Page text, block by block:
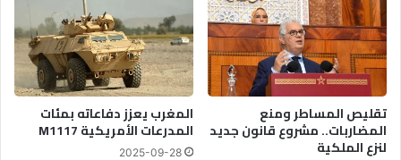
تقليص المساطر ومنع
المضاربات.. مشروع قانون جديد
لنزع الملكية
المغرب يعزز دفاعاته بمئات
المدرعات الأمريكية M1117
2025-09-28